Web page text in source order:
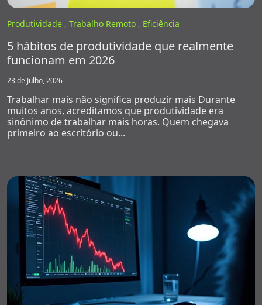
Produtividade , Trabalho Remoto , Eficiência
5 hábitos de produtividade que realmente
funcionam em 2026
23 de Julho, 2026
Trabalhar mais não significa produzir mais Durante
muitos anos, acreditamos que produtividade era
sinônimo de trabalhar mais horas. Quem chegava
primeiro ao escritório ou...